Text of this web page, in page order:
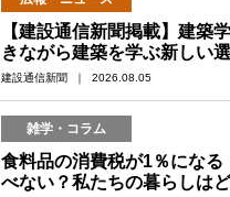
【建設通信新聞掲載】建築
きながら建築を学ぶ新しい
建設通信新聞 ｜ 2026.08.05
雑学・コラム
食料品の消費税が1％になる
べない？私たちの暮らしは